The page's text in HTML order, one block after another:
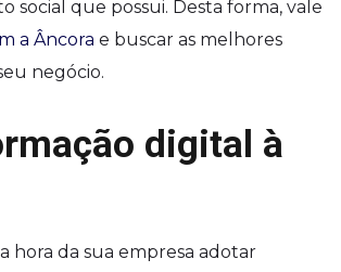
social que possui. Desta forma, vale
a Âncora e buscar as melhores
negócio.
digital à
hora da sua empresa adotar